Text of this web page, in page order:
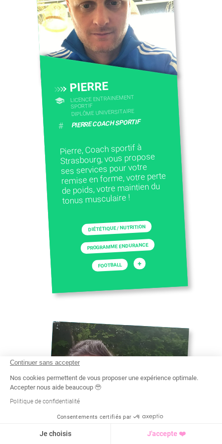
CONTACTEZ-NOUS
PIERRE
LICENCE ENTRAINEMENT
SPORTIF
DIPLÔME UNIVERSITAIRE
# PIERRE COACH SPORTIF
Pierre, Coach sportif à
Strasbourg, vous propose
ses services pour votre
remise en forme, votre perte
de poids, votre maintien du
tonus musculaire !
DIÉTÉTIQUE / NUTRITION
PROGRAMME ENDURANCE
FOOTBALL +
Continuer sans accepter
Nos cookies permettent de vous proposer une expérience optimale.
Accepter nous aide beaucoup 🥹
Politique de confidentialité
Consentements certifiés par
Je choisis J'accepte ❤️